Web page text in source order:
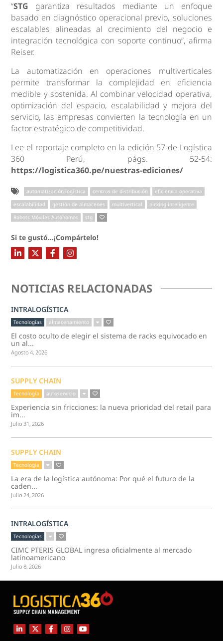
“STG garantiza resultados mediante un enfoque
basado en diagnóstico operacional previo, soluciones
escalables alineadas al crecimiento del negocio e
integración tecnológica con soporte continuo”, afirma
Reiser.
La automatización en operaciones multiverticales
permite transformar la complejidad en eficiencia
medible y sostenida. Al combinar velocidad operativa,
optimización del espacio, escalabilidad y mejora del
servicio, las empresas convierten la tecnología en un
factor estratégico de competitividad.
Lee el reportaje completo en la edición 57 de Logística
360 Perú, págs. 52-54:
https://logistica360.pe/nuestras-ediciones/
automatización logística centros de distribución
eficiencia operativa
escalabilidad
gestión de almacenes multivertical
picking inteligente
Robots Móviles Autónomos
stg
Si te gustó...¡Compártelo!
NOTICIAS RELACIONADAS
INTRALOGÍSTICA
Tecnologías almacenamiento
El costo oculto de elegir el sistema de racks equivocado en
un al...
Agosto 4, 2026
SUPPLY CHAIN
Tecnología autoservicio
Experiencia sin fricciones: la nueva prioridad del retail para
im...
Julio 31, 2026
SUPPLY CHAIN
Tecnología
La era de la logística autónoma: Por qué el futuro de la
caden...
Julio 24, 2026
INTRALOGÍSTICA
Tecnologías
CIMC PTERIS GLOBAL ingresa oficialmente al mercado
latinoamericano
Julio 8, 2026